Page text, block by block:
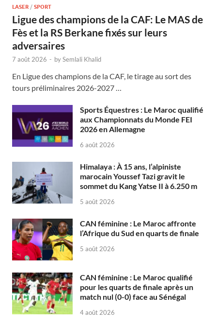
LASER / SPORT
Ligue des champions de la CAF: Le MAS de
Fès et la RS Berkane fixés sur leurs
adversaires
7 août 2026 - bySemlali Khalid
En Ligue des champions de la CAF, le tirage au sort des
tours préliminaires 2026-2027 …
Sports Équestres : Le Maroc qualifié
aux Championnats du Monde FEI
2026 en Allemagne
6 août 2026
Himalaya : À 15 ans, l’alpiniste
marocain Youssef Tazi gravit le
sommet du Kang Yatse II à 6.250 m
5 août 2026
CAN féminine : Le Maroc affronte
l’Afrique du Sud en quarts de finale
5 août 2026
CAN féminine : Le Maroc qualifié
pour les quarts de finale après un
match nul (0-0) face au Sénégal
4 août 2026